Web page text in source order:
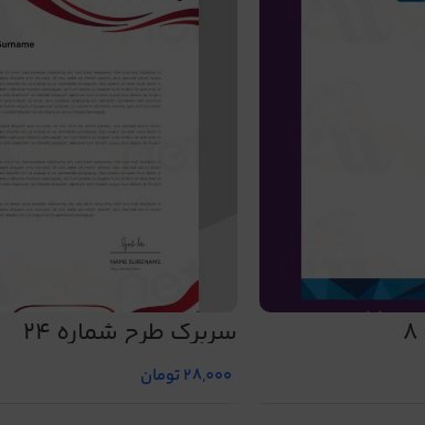
سربرگ طرح شماره 24
28,000تومان